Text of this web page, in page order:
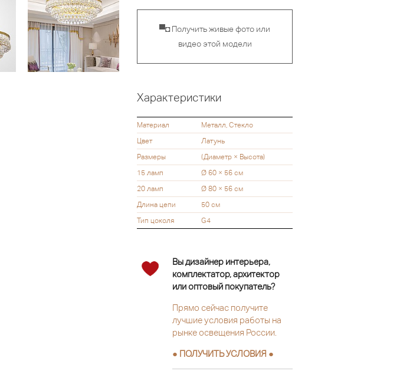
▀◘ Получить живые фото или
видео этой модели
Характеристики
Материал
Металл, Стекло
Цвет
Латунь
Размеры
(Диаметр × Высота)
15 ламп
Ø 60 × 56 см
20 ламп
Ø 80 × 56 см
Длина цепи
50 см
Тип цоколя
G4
Вы дизайнер интерьера,
комплектатор, архитектор
или оптовый покупатель?
Прямо сейчас получите
лучшие условия работы на
рынке освещения России.
● ПОЛУЧИТЬ УСЛОВИЯ ●